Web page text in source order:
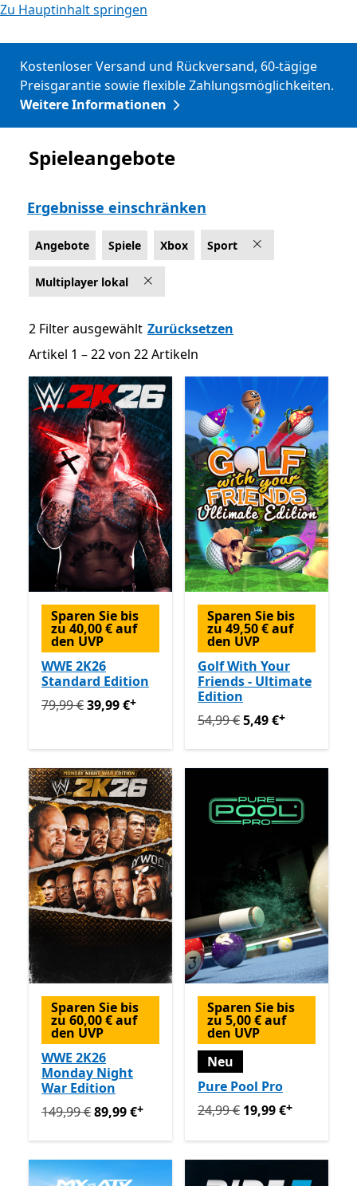
Zu Hauptinhalt springen
Kostenloser Versand und Rückversand, 60-tägige
Preisgarantie sowie flexible Zahlungsmöglichkeiten.
Weitere Informationen
Angebote
Spieleangebote
Ergebnisse einschränken
Angebote Spiele Xbox Sport
Multiplayer lokal
2 Filter ausgewählt Zurücksetzen
Artikel 1 – 22 von 22 Artikeln
Artikel 1 – 22 von 22 Artikeln
Sparen Sie bis
zu 40,00 € auf
den UVP
WWE 2K26
Standard Edition
Ursprünglich 79,99 € jetzt 39,99 €Enthält In-App-
79,99 €39,99 €+
Sparen Sie bis
zu 49,50 € auf
den UVP
Golf With Your
Friends - Ultimate
Edition
Ursprünglich 54,99 € jetzt
54,99 €5,49 €+
Sparen Sie bis
zu 60,00 € auf
den UVP
WWE 2K26
Monday Night
War Edition
Ursprünglich 149,99 € jetzt 89,99 €Enthält In-App-
149,99 €89,99 €+
Sparen Sie bis
zu 5,00 € auf
den UVP
Neu
Pure Pool Pro
Ursprünglich 24,99 € jetzt
24,99 € 19,99 €+